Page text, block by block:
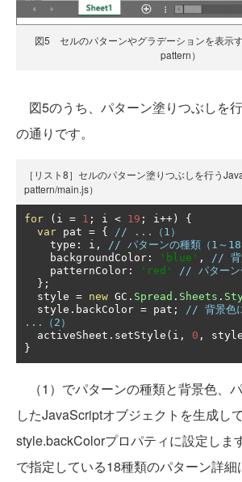
図5 セルのパターンやグラデーションを表示
pattern）
図5のうち、パターン塗りつぶしを
の通りです。
［リスト8］セルのパターン塗りつぶしを行う
pattern/main.js）
for ( i = 1 ; i < 19 ; i++)
{
var pat = {
// ...（1）
    type
: i ,
// パターンの種類（1～18
    backgroundColor
: 'blue' ,
// 背
    patternColor
: 'red'
// パターン
};
  style
= new GC . Spread . Sheets .
  style
. backColor = pat ;
// 背景色
...（2）
  activeSheet
. setStyle ( i , 0 , style
}
（1）でパターンの種類と背景色、
したJavaScriptオブジェクトを生成し
style.backColorプロパティに設定しま
で指定している18種類のパターン詳細